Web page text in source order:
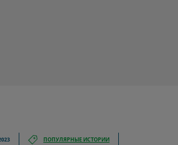
ПОПУЛЯРНЫЕ ИСТОРИИ